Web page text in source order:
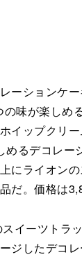
ーションケ
味が楽しめ
イップクリ
めるデコレー
にライオン
だ。価格は
イーツトラ
ジしたデコ